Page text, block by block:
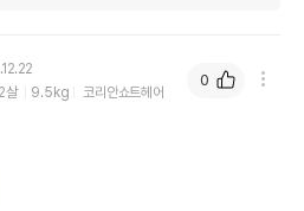
살 9.5kg 코리안쇼트헤어
0